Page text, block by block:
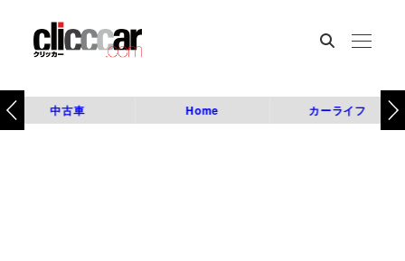
中古車 Home カーライフ